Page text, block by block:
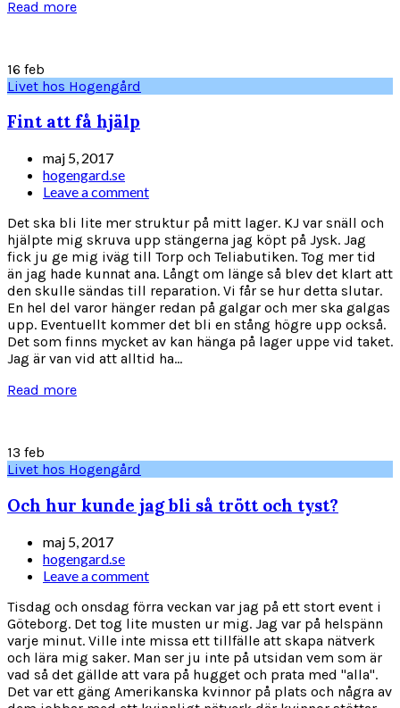
Read more
16 feb
Livet hos Hogengård
Fint att få hjälp
maj 5, 2017
hogengard.se
Leave a comment
Det ska bli lite mer struktur på mitt lager. KJ var snäll och
hjälpte mig skruva upp stängerna jag köpt på Jysk. Jag
fick ju ge mig iväg till Torp och Teliabutiken. Tog mer tid
än jag hade kunnat ana. Långt om länge så blev det klart att
den skulle sändas till reparation. Vi får se hur detta slutar.
En hel del varor hänger redan på galgar och mer ska galgas
upp. Eventuellt kommer det bli en stång högre upp också.
Det som finns mycket av kan hänga på lager uppe vid taket.
Jag är van vid att alltid ha...
Read more
13 feb
Livet hos Hogengård
Och hur kunde jag bli så trött och tyst?
maj 5, 2017
hogengard.se
Leave a comment
Tisdag och onsdag förra veckan var jag på ett stort event i
Göteborg. Det tog lite musten ur mig. Jag var på helspänn
varje minut. Ville inte missa ett tillfälle att skapa nätverk
och lära mig saker. Man ser ju inte på utsidan vem som är
vad så det gällde att vara på hugget och prata med "alla".
Det var ett gäng Amerikanska kvinnor på plats och några av